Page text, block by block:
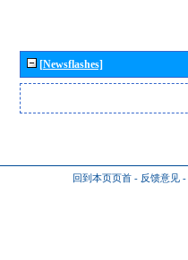
[Newsflashes]
回到本页页首 - 反馈意见 -